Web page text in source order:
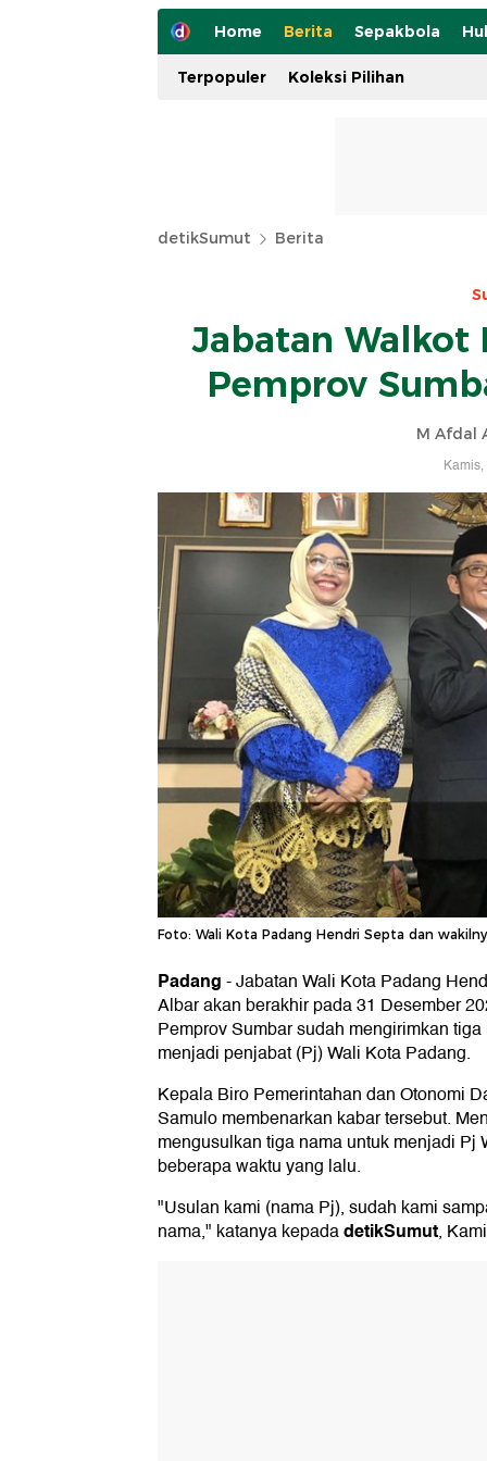
Home Berita Sepakbola
Terpopuler Koleksi Pilihan
detikSumut Berita
Jabatan Walkot
Pemprov
M Afdal
Foto: Wali Kota Padang Hendri Septa dan
Padang-Jabatan Wali Kota Padang
Albar akan berakhir pada 31 Desember
Pemprov Sumbar sudah mengirimkan
menjadi penjabat (Pj) Wali Kota Padang.
Kepala Biro Pemerintahan dan Otonomi
Samulo membenarkan kabar tersebut.
mengusulkan tiga nama untuk menjadi Pj
beberapa waktu yang lalu.
"Usulan kami (nama Pj), sudah kami
nama," katanya kepadadetikSumut,